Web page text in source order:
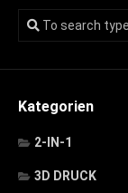
Kategorien
2-IN-1
3D DRUCK